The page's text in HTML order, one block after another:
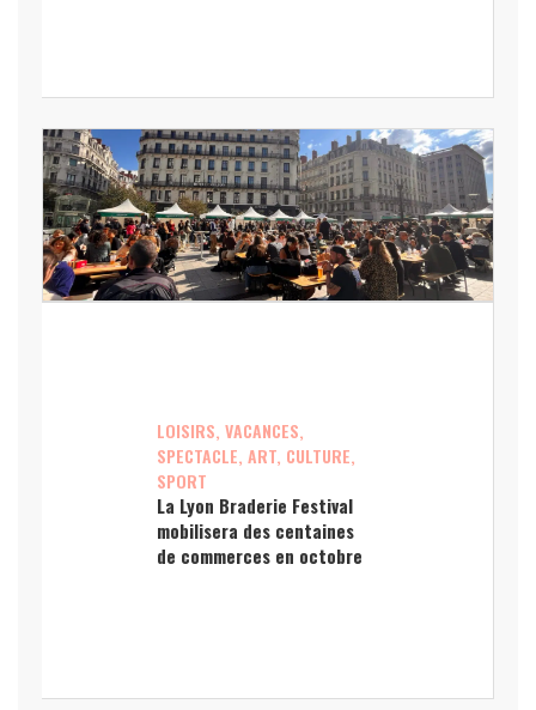
LOISIRS, VACANCES,
SPECTACLE, ART, CULTURE,
SPORT
La Lyon Braderie Festival
mobilisera des centaines
de commerces en octobre